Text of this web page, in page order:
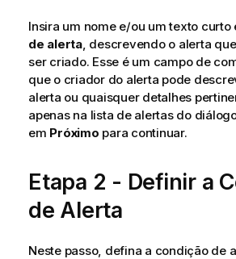
Insira um nome e/ou um texto curto
de alerta, descrevendo o alerta
ser criado. Esse é um campo de
que o criador do alerta pode
alerta ou quaisquer detalhes
apenas na lista de alertas do
em Próximo para continuar.
Etapa 2 - Definir a
de Alerta
Neste passo, defina a condição de